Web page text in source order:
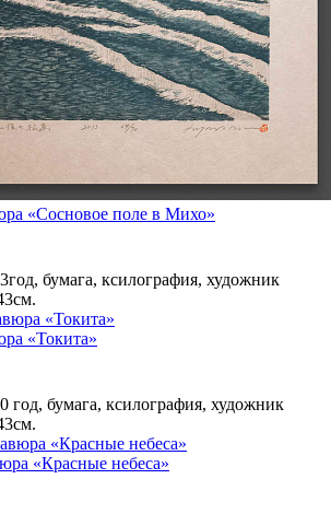
«Сосновое поле в Михо»
бумага, ксилография, художник
«Токита»
бумага, ксилография, художник
«Красные небеса»